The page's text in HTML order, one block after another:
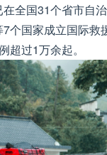
全国31个省市自
个国家成立国际救
超过1万余起。